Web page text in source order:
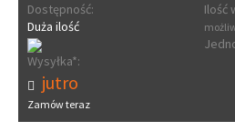
Dostępność:
Duża ilość
Ilość
Wysyłka*:
jutro
Zamów teraz